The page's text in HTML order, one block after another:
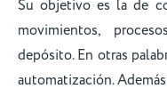
Su objetivo es la de
movimientos,
depósito. En otras
automatización.